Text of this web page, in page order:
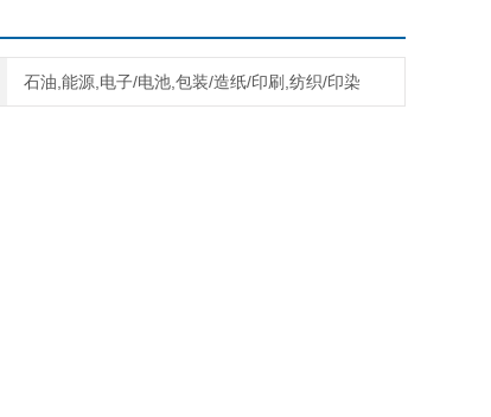
石油,能源,电子/电池,包装/造纸/印刷,纺织/印染